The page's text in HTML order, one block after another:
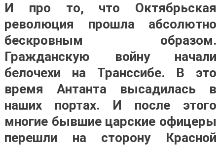
И про то, что Октябрьская
революция прошла абсолютно
бескровным образом.
Гражданскую войну начали
белочехи на Транссибе. В это
время Антанта высадилась в
наших портах. И после этого
многие бывшие царские офицеры
перешли на сторону Красной